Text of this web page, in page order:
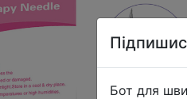
Бот для